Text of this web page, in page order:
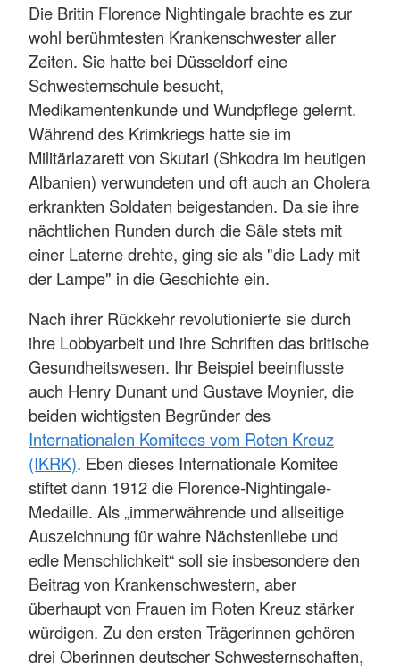
Die Britin Florence Nightingale brachte es zur
wohl berühmtesten Krankenschwester aller
Zeiten. Sie hatte bei Düsseldorf eine
Schwesternschule besucht,
Medikamentenkunde und Wundpflege gelernt.
Während des Krimkriegs hatte sie im
Militärlazarett von Skutari (Shkodra im heutigen
Albanien) verwundeten und oft auch an Cholera
erkrankten Soldaten beigestanden. Da sie ihre
nächtlichen Runden durch die Säle stets mit
einer Laterne drehte, ging sie als "die Lady mit
der Lampe" in die Geschichte ein.
Nach ihrer Rückkehr revolutionierte sie durch
ihre Lobbyarbeit und ihre Schriften das britische
Gesundheitswesen. Ihr Beispiel beeinflusste
auch Henry Dunant und Gustave Moynier, die
beiden wichtigsten Begründer des
Internationalen Komitees vom Roten Kreuz
(IKRK). Eben dieses Internationale Komitee
stiftet dann 1912 die Florence-Nightingale-
Medaille. Als „immerwährende und allseitige
Auszeichnung für wahre Nächstenliebe und
edle Menschlichkeit“ soll sie insbesondere den
Beitrag von Krankenschwestern, aber
überhaupt von Frauen im Roten Kreuz stärker
würdigen. Zu den ersten Trägerinnen gehören
drei Oberinnen deutscher Schwesternschaften,